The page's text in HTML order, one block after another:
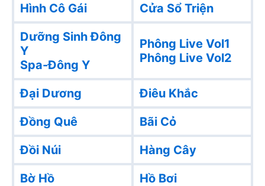
Hình Cô Gái
Cửa Sổ Triện
Dưỡng Sinh Đông
Y
Spa-Đông Y
Phông Live Vol1
Phông Live Vol2
Đại Dương
Điêu Khắc
Đồng Quê
Bãi Cỏ
Đồi Núi
Hàng Cây
Bờ Hồ
Hồ Bơi